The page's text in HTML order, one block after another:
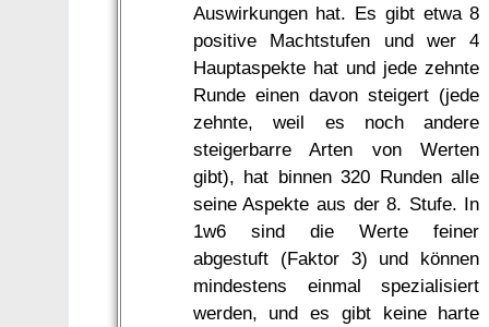
Auswirkungen hat. Es gibt etwa 8
positive Machtstufen und wer 4
Hauptaspekte hat und jede zehnte
Runde einen davon steigert (jede
zehnte, weil es noch andere
steigerbarre Arten von Werten
gibt), hat binnen 320 Runden alle
seine Aspekte aus der 8. Stufe. In
1w6 sind die Werte feiner
abgestuft (Faktor 3) und können
mindestens einmal spezialisiert
werden, und es gibt keine harte